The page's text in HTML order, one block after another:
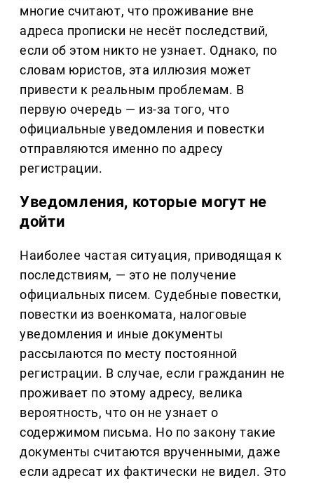
многие считают, что проживание вне
адреса прописки не несёт последствий,
если об этом никто не узнает. Однако, по
словам юристов, эта иллюзия может
привести к реальным проблемам. В
первую очередь — из-за того, что
официальные уведомления и повестки
отправляются именно по адресу
регистрации.
Уведомления, которые могут не
дойти
Наиболее частая ситуация, приводящая к
последствиям, — это не получение
официальных писем. Судебные повестки,
повестки из военкомата, налоговые
уведомления и иные документы
рассылаются по месту постоянной
регистрации. В случае, если гражданин не
проживает по этому адресу, велика
вероятность, что он не узнает о
содержимом письма. Но по закону такие
документы считаются врученными, даже
если адресат их фактически не видел. Это